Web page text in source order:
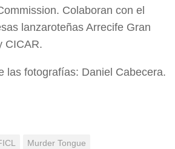
Colaboran con el
lanzaroteñas Arrecife Gran
CICAR.
las fotografías: Daniel Cabecera.
Murder Tongue